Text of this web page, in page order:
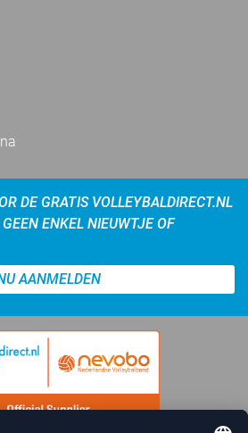
DE GRATIS VOLLEYBALDIRECT.NL
ENKEL NIEUWTJE OF
AANMELDEN